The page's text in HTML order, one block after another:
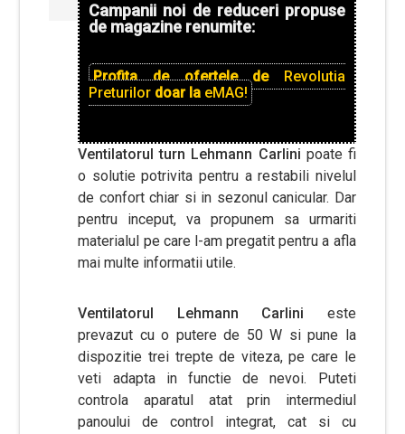
Campanii noi de reduceri propuse
de magazine renumite:
Profita de ofertele de Revolutia
Preturilor doar la eMAG!
Ventilatorul turn Lehmann Carlini poate fi
o solutie potrivita pentru a restabili nivelul
de confort chiar si in sezonul canicular. Dar
pentru inceput, va propunem sa urmariti
materialul pe care l-am pregatit pentru a afla
mai multe informatii utile.
Ventilatorul Lehmann Carlini este
prevazut cu o putere de 50 W si pune la
dispozitie trei trepte de viteza, pe care le
veti adapta in functie de nevoi. Puteti
controla aparatul atat prin intermediul
panoului de control integrat, cat si cu